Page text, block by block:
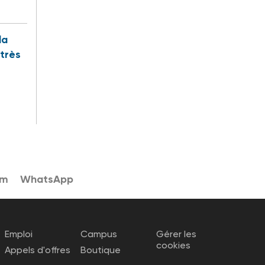
WhatsApp
Emploi
Appels d'offres
Campus
Boutique
Gérer les
cookies